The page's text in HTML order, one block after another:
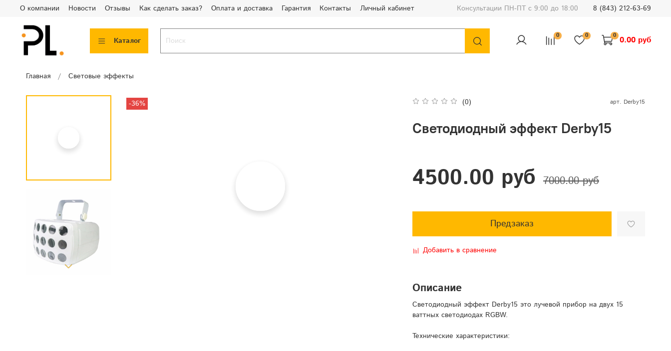
О компании Новости Отзывы Как сделать заказ? Оплата и доставка Гарантия Контакты Личный кабинет Консультации ПН-ПТ с 9:00 до 18:00 8 (843) 212-63-69
Каталог
0 0 0 0.00 руб
Главная Световые эффекты
-36% (0) арт. Derby15
Светодиодный эффект Derby15
4500.00 руб 7000.00 руб
Предзаказ
Добавить в сравнение
Описание
Светодиодный эффект Derby15 это лучевой прибор на двух 15
ваттных светодиодах RGBW.
Технические характеристики: